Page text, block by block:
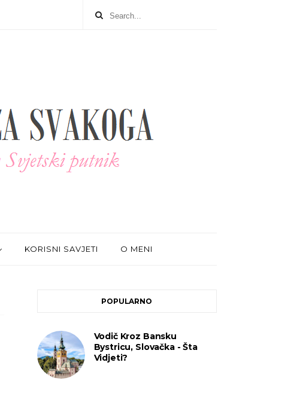
KORISNI SAVJETI O MENI
POPULARNO
Vodič Kroz Bansku
Bystricu, Slovačka - Šta
Vidjeti?